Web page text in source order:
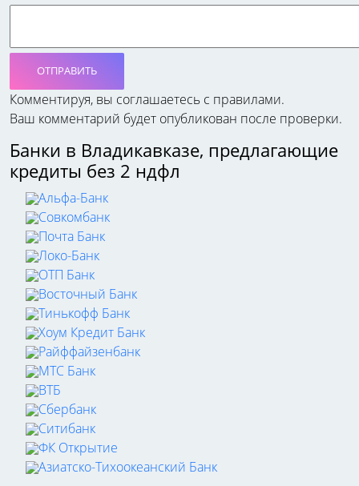
ОТПРАВИТЬ
Комментируя, вы соглашаетесь c правилами.
Ваш комментарий будет опубликован после проверки.
Банки в Владикавказе, предлагающие
кредиты без 2 ндфл
Альфа-Банк
Совкомбанк
Почта Банк
Локо-Банк
ОТП Банк
Восточный Банк
Тинькофф Банк
Хоум Кредит Банк
Райффайзенбанк
МТС Банк
ВТБ
Сбербанк
Ситибанк
ФК Открытие
Азиатско-Тихоокеанский Банк